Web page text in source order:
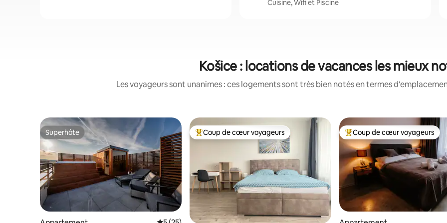
Cuisine, Wifi et Piscine
Košice : locations de vacances les mieux
Les voyageurs sont unanimes : ces logements sont très bien notés en termes
Superhôte
Superhôte Coups de cœur voyageurs les plus appréciés
Coup de cœur voyageurs Coups de cœur voyageurs les
Coup de cœur voyageurs